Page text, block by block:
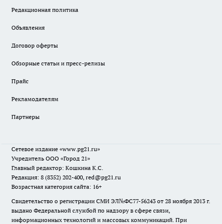
Редакционная политика
Объявления
Договор оферты
Обзорные статьи и пресс-релизы
Прайс
Рекламодателям
Партнеры
Сетевое издание «www.pg21.ru»
Учредитель ООО «Город 21»
Главный редактор: Кошкина К.С.
Редакция: 8 (8352) 202-400, red@pg21.ru
Возрастная категория сайта: 16+
Свидетельство о регистрации СМИ ЭЛ№ФС77-56243 от 28 ноября 2013 г.
выдано Федеральной службой по надзору в сфере связи,
информационных технологий и массовых коммуникаций. При